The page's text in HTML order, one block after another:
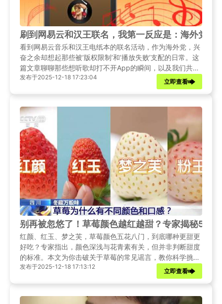
刷到网易云和汉王联名，我第一反应是：海外党别
看到网易云音乐和汉王电纸本的联名活动，作为海外党，兴
奋之余却想起那些被‘版权限制’和‘播放失败’支配的日常。这
篇文章聊聊那些想听歌却打不开App的瞬间，以及我们共同
的无奈与期待。
发布于2025-12-18 17:23:04
立即查看
别再被忽悠了！草莓颜色越红越甜？专家揭秘5大
红颜、红玉、梦之芙，草莓颜色五花八门，到底哪种更甜更
好吃？专家指出，颜色深浅与花青素有关，但并非判断甜度
的标准。本文为你击破关于草莓的常见谣言，教你科学挑
选。
发布于2025-12-18 17:13:12
立即查看